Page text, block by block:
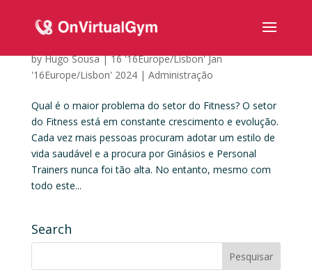
byHugo Sousa|16 '16Europe/Lisbon' Jan
'16Europe/Lisbon' 2024| Administração
Qual é o maior problema do setor do Fitness? O setor
do Fitness está em constante crescimento e evolução.
Cada vez mais pessoas procuram adotar um estilo de
vida saudável e a procura por Ginásios e Personal
Trainers nunca foi tão alta. No entanto, mesmo com
todo este...
Search